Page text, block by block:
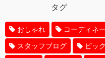
タグ
おしゃれ コーディネ
スタッフブログ ピッ